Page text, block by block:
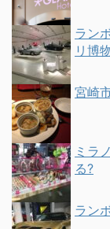
ラン
リ博
宮崎
ミラ
る?
ラン